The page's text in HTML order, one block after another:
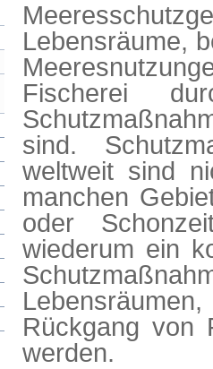
Lebensräume,
Fischerei
sind.
weltweit sind
manchen
oder
wiederum ein
Rückgang von
werden.